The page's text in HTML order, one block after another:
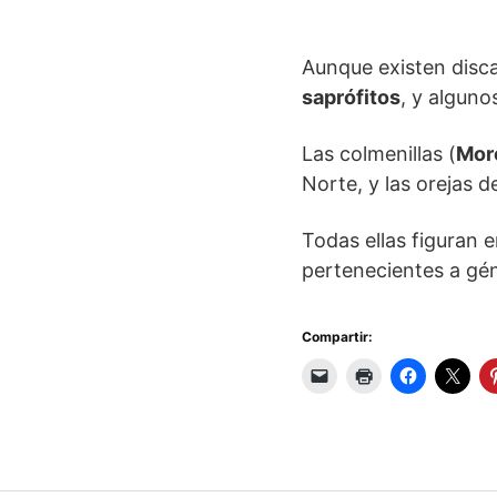
Aunque existen
saprófitos, y
Las colmenillas (
Norte, y las orejas
Todas ellas figuran
pertenecientes a
Compartir: